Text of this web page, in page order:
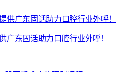
广东固话助力口腔行业外呼！